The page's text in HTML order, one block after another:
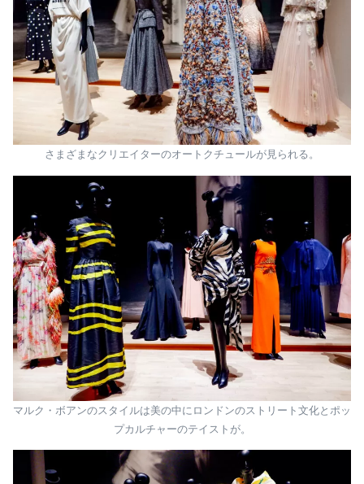
さまざまなクリエイターのオートクチュールが見られる。
マルク・ボアンのスタイルは美の中にロンドンのストリート文化とポッ
プカルチャーのテイストが。